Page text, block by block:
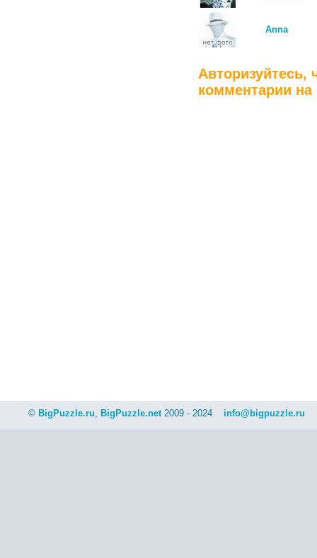
Anna
Авторизуйтесь,
комментарии на
© BigPuzzle.ru, BigPuzzle.net2009 - 2024 info@bigpuzzle.ru